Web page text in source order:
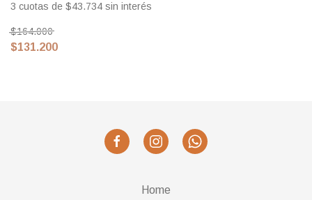
3 cuotas de $43.734 sin interés
$164.000
$131.200
Home